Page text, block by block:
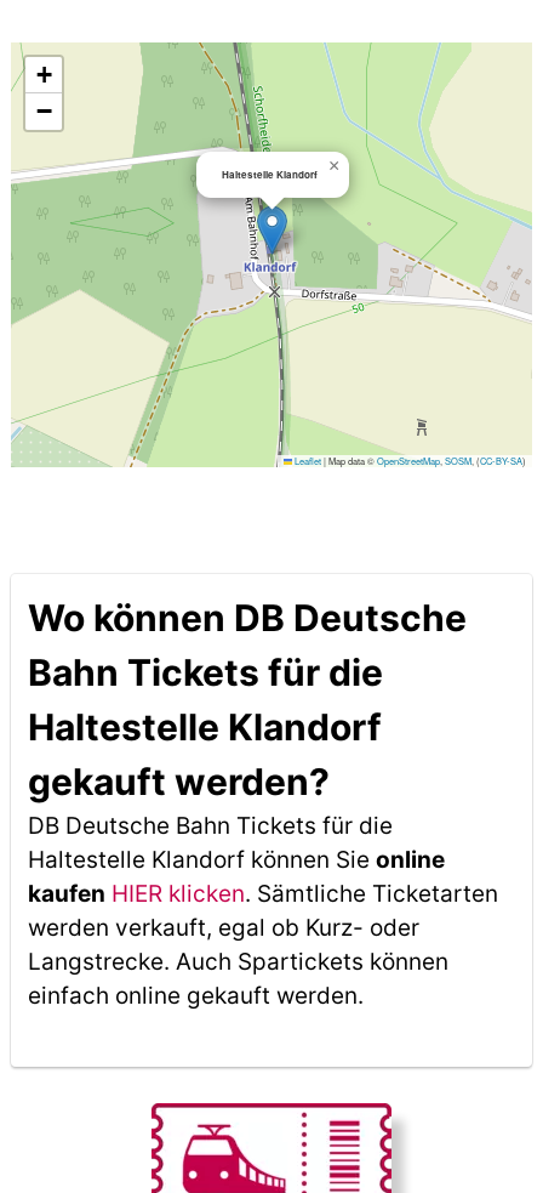
Haltestelle Klandorf ×
+
−
Leaflet|Map data ©OpenStreetMap ,SOSM , (CC-BY-SA)
Wo können DB Deutsche
Bahn Tickets für die
Haltestelle Klandorf
gekauft werden?
DB Deutsche Bahn Tickets für die
Haltestelle Klandorf können Sie online
kaufen HIER klicken. Sämtliche Ticketarten
werden verkauft, egal ob Kurz- oder
Langstrecke. Auch Spartickets können
einfach online gekauft werden.